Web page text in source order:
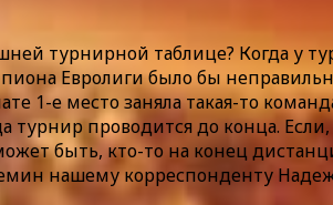
турнирной таблице? Когда у
Евролиги было бы
1-е место заняла такая-то
турнир проводится до конца.
быть, кто-то на конец
нашему корреспонденту